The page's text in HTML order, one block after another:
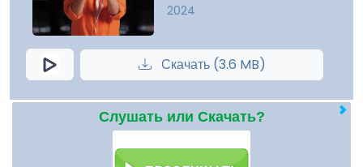
2024
Скачать (3.6 MB)
Слушать или Скачать?